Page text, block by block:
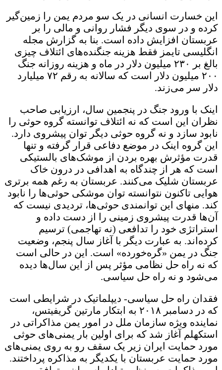
این خسارت انسانی در یک سو مردم یمن را زمین‌گیر
کرده و در سوی دیگر فشار روانی و مالی را بر
عربستان افزایش داده است. بنا به گزارش مجله
انگلیسی تایمز فقط هزینه جنگنده‌های ائتلاف چیزی
بالغ بر ۲۳۰ میلیون دلار در ماه و هزینه روزانه جنگ
۲۰۰ میلیون دلار است که سالانه به رقم ۷۲ میلیارد
دلار سر می‌زند.
اینک با ورود جنگ در پنجمین سال، ارزیابی صاحب
نظران این است که نه ائتلاف توانسته گروه حوثی را
نابود سازد و نه گروه حوثی دیگر توان پیشروی دارد.
این گروه اینک در موضع دفاعی قرار گرفته و تنها
قدرت مؤثرش بهره‌ بردن از موشک‌های بالستیکی
است که هر از چندگاه به اهدافی در درون خاک
عربستان شلیک می‌کنند. عربستان به رغم همه برتری
هوایی تاکنون نتوانسته توان موشکی حوثی‌ها را نابود
کند. منهای این توانمندی حوثی‌ها، تردیدی نیست که
آن‌ها قدرت پیشروی زمینی را از دست داده و
استراتژی خود را تدافعی (نه تهاجمی) ترسیم
کرده‌اند. به عبارت دیگر با آغاز سال پنجم، وضعیت
جنگ در یمن «گره‌خورده» است. این در حالی است
که نه راه حل نظامی مؤثر پس از این سال‌ها دیده
می‌شود و نه راه حل سیاسی.
فقدان راه حل سیاسی- دیپلماتیک در شرایطی است
که در دسامبر ۲۰۱۸ به ابتکار مارتین گریفیتس،
نماینده ویژه سازمان ملل در امور یمن مذاکراتی در
استکهلم آغاز شد که برای اولین بار یمنی‌های حوثی
مورد حمایت ایران زیر یک سقف رو به روی یمنی‌های
مورد حمایت عربستان با یکدیگر به مذاکره پرداختند.